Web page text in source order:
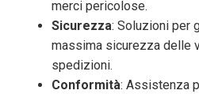
merci pericolose.
Sicurezza: Soluzioni per
massima sicurezza delle
spedizioni.
Conformità: Assistenza